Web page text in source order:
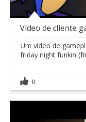
Video de cliente
Um vídeo de
friday night funkin
0